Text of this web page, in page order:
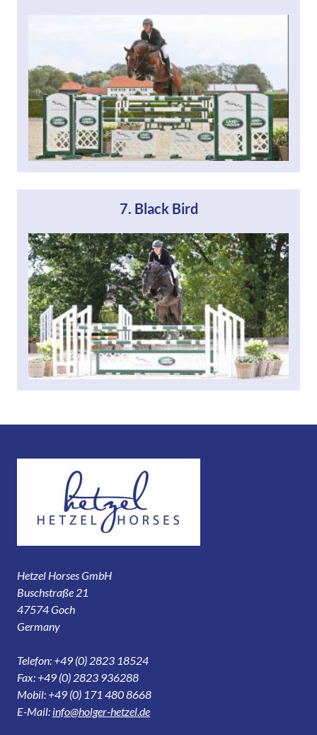
7. Black Bird
Hetzel Horses GmbH
Buschstraße 21
47574 Goch
Germany
Telefon: +49 (0) 2823 18524
Fax: +49 (0) 2823 936288
Mobil: +49 (0) 171 480 8668
E-Mail: info@holger-hetzel.de